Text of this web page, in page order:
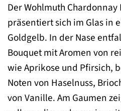
Der Wohlmuth Chardonnay
präsentiert sich im Glas in
Goldgelb. In der Nase
Bouquet mit Aromen von
wie Aprikose und Pfirsich,
Noten von Haselnuss,
von Vanille. Am Gaumen